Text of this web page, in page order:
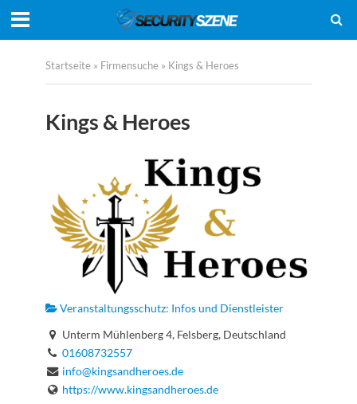
Startseite » Firmensuche » Kings & Heroes
Kings & Heroes
Veranstaltungsschutz: Infos und Dienstleister
Unterm Mühlenberg 4, Felsberg, Deutschland
01608732557
info@kingsandheroes.de
https://www.kingsandheroes.de